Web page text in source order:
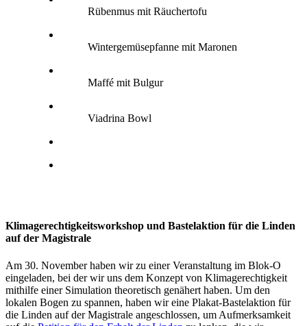
Rübenmus mit Räuchertofu
Wintergemüsepfanne mit Maronen
Maffé mit Bulgur
Viadrina Bowl
Klimagerechtigkeitsworkshop und Bastelaktion für die Linden
auf der Magistrale
Am 30. November haben wir zu einer Veranstaltung im Blok-O
eingeladen, bei der wir uns dem Konzept von Klimagerechtigkeit
mithilfe einer Simulation theoretisch genähert haben. Um den
lokalen Bogen zu spannen, haben wir eine Plakat-Bastelaktion für
die Linden auf der Magistrale angeschlossen, um Aufmerksamkeit